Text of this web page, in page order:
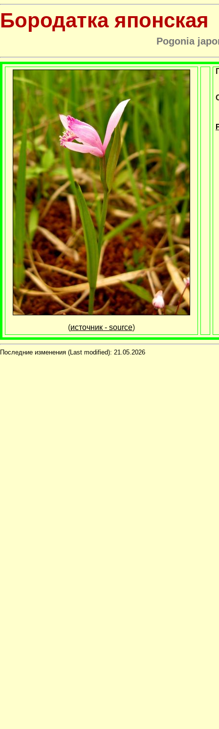
Бородатка японская
Pogonia
(источник - source)
Последние изменения (Last modified): 21.05.2026